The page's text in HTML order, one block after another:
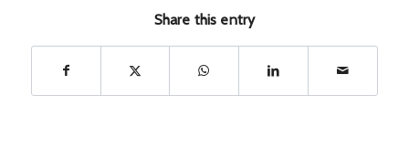
Share this entry